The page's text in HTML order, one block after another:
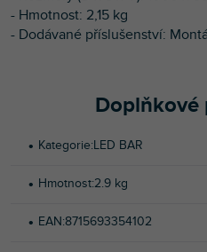
- Hmotnost: 2,15 kg
- Dodávané příslušenství:
Doplňkové
Kategorie:LED BAR
Hmotnost:2.9 kg
EAN:8715693354102